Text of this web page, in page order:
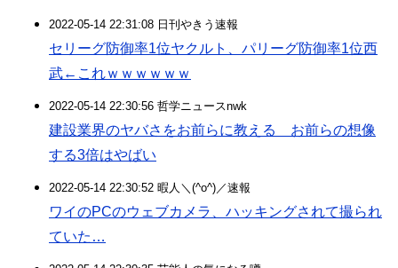
2022-05-14 22:31:08 日刊やきう速報
セリーグ防御率1位ヤクルト、パリーグ防御率1位西
武←これｗｗｗｗｗｗ
2022-05-14 22:30:56 哲学ニュースnwk
建設業界のヤバさをお前らに教える お前らの想像
する3倍はやばい
2022-05-14 22:30:52 暇人＼(^o^)／速報
ワイのPCのウェブカメラ、ハッキングされて撮られ
ていた…